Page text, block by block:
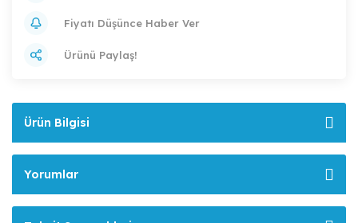
Fiyatı Düşünce Haber Ver
Ürünü Paylaş!
Ürün Bilgisi
Yorumlar